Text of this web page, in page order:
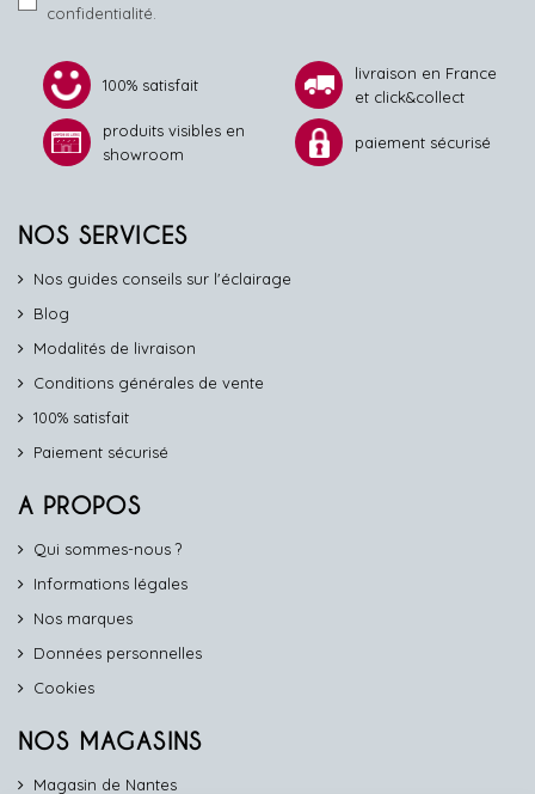
confidentialité.
100% satisfait
livraison en France
et click&collect
produits visibles en
showroom
paiement sécurisé
NOS SERVICES
Nos guides conseils sur l'éclairage
Blog
Modalités de livraison
Conditions générales de vente
100% satisfait
Paiement sécurisé
A PROPOS
Qui sommes-nous ?
Informations légales
Nos marques
Données personnelles
Cookies
NOS MAGASINS
Magasin de Nantes